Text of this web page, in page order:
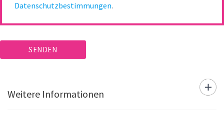
Datenschutzbestimmungen.
Weitere Informationen